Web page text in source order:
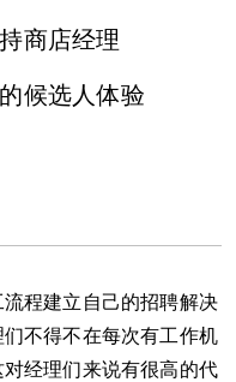
商店经理
候选人体验
程建立自己的招聘解决
不得不在每次有工作机
经理们来说有很高的代